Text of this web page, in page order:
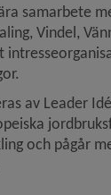
samarbete
Vindel,
av Leader
och pågår